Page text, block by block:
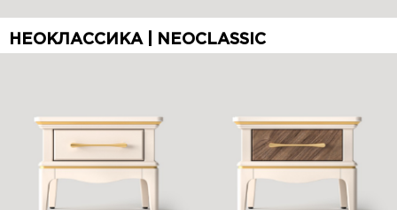
НЕОКЛАССИКА | NEOCLASSIC